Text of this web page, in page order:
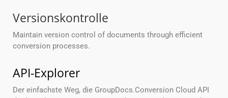
Versionskontrolle
Maintain version control of documents through efficient
conversion processes.
API-Explorer
Der einfachste Weg, die GroupDocs.Conversion Cloud API